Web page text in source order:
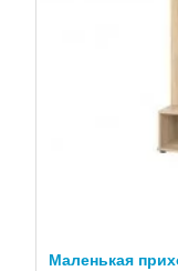
Маленькая